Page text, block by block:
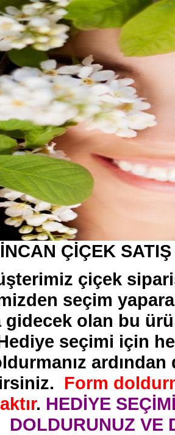
ÇİÇEK
çiçek
seçim
gidecek olan bu
seçimi için
Form
. HEDİYE
DOLDURUNUZ VE